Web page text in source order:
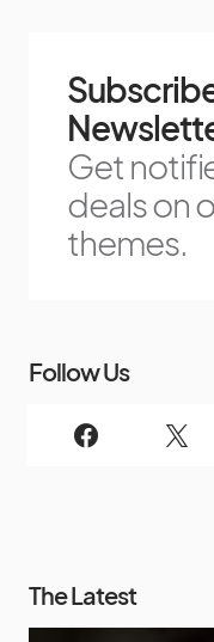
Get
deals on
themes.
Follow Us
The Latest